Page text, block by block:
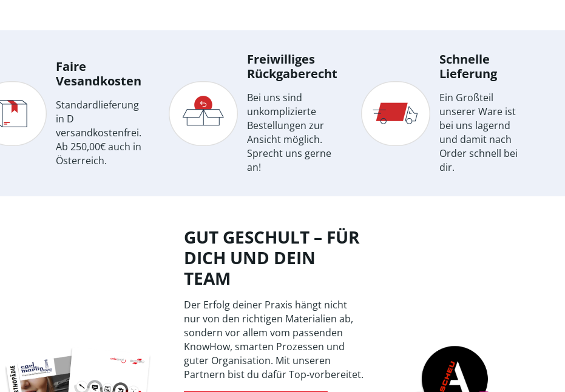
Faire
Vesandkosten
Standardlieferung
in D
versandkostenfrei.
Ab 250,00€ auch in
Österreich.
Freiwilliges
Rückgaberecht
Bei uns sind
unkomplizierte
Bestellungen zur
Ansicht möglich.
Sprecht uns gerne
an!
Schnelle
Lieferung
Ein Großteil
unserer Ware ist
bei uns lagernd
und damit nach
Order schnell bei
dir.
GUT GESCHULT – FÜR
DICH UND DEIN
TEAM
Der Erfolg deiner Praxis hängt nicht
nur von den richtigen Materialien ab,
sondern vor allem vom passenden
KnowHow, smarten Prozessen und
guter Organisation. Mit unseren
Partnern bist du dafür Top-vorbereitet.